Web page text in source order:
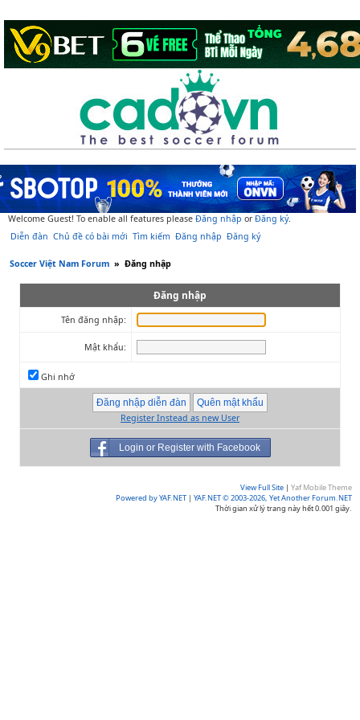
Welcome Guest! To enable all features please Đăng nhập orĐăng ký.
Diễn đàn Chủ đề có bài mới Tìm kiếm Đăng nhập Đăng ký
Soccer Việt Nam Forum » Đăng nhập
Đăng nhập
Tên đăng nhập:
Mật khẩu:
Ghi nhớ
Register Instead as new User
Login or Register with Facebook
View Full Site | Yaf Mobile Theme
Powered by YAF.NET | YAF.NET © 2003-2026, Yet Another Forum.NET
Thời gian xử lý trang này hết 0.001 giây.